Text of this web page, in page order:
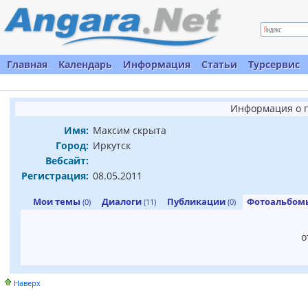
Главная Календарь Информация Статьи Турсервис
Информация о
Имя: Максим скрыта
Город: Иркутск
Вебсайт:
Регистрация: 08.05.2011
Мои темы (0) Диалоги (11) Публикации (0)
Наверх